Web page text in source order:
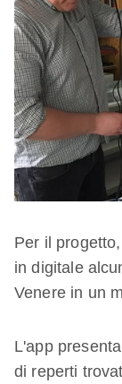
Per il
in digitale
Venere in un
L'app
di reperti